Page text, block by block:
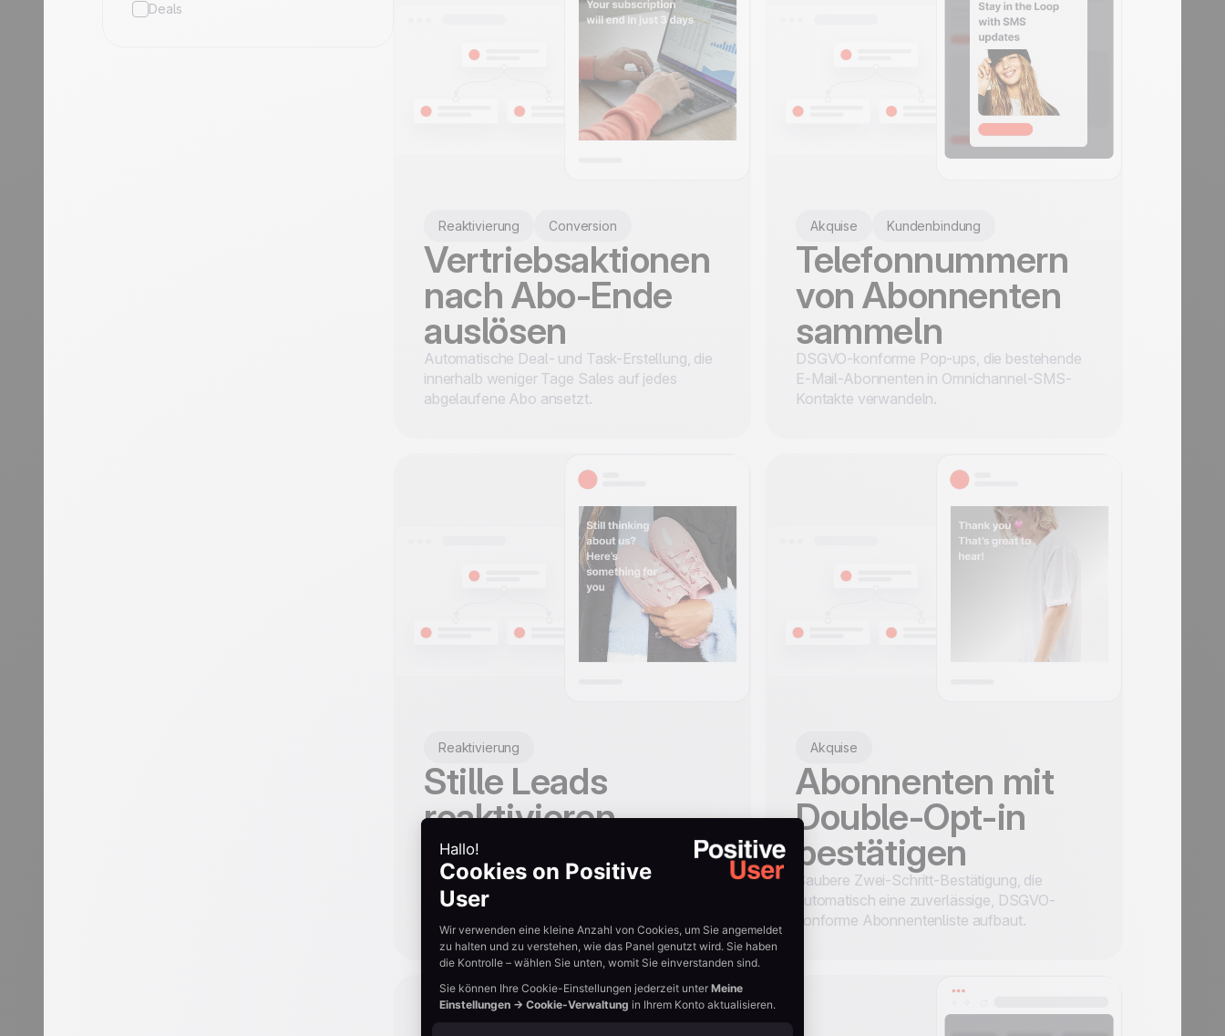
Deals
Reaktivierung Conversion
Vertriebsaktionen
nach Abo-Ende
auslösen
Automatische Deal- und Task-Erstellung, die
innerhalb weniger Tage Sales auf jedes
abgelaufene Abo ansetzt.
Akquise Kundenbindung
Telefonnummern
von Abonnenten
sammeln
DSGVO-konforme Pop-ups, die bestehende
E-Mail-Abonnenten in Omnichannel-SMS-
Kontakte verwandeln.
Reaktivierung
Stille Leads
reaktivieren
Automatisierte E-Mail-Sequenzen, die
inaktive Leads neu entfachen und Ihre
Datenbank sauber halten.
Akquise
Abonnenten mit
Double-Opt-in
bestätigen
Saubere Zwei-Schritt-Bestätigung, die
automatisch eine zuverlässige, DSGVO-
konforme Abonnentenliste aufbaut.